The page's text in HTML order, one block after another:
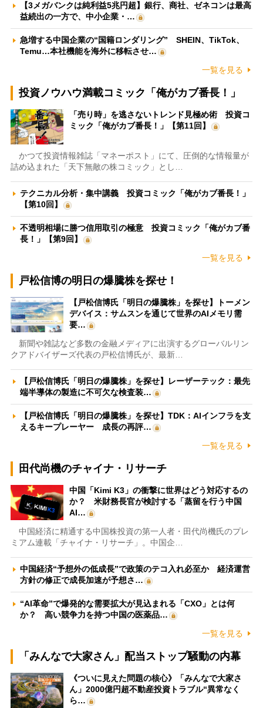
【3メガバンクは純利益5兆円超】銀行、商社、ゼネコンは最高
益続出の一方で、中小企業・…
急増する中国企業の“国籍ロンダリング” SHEIN、TikTok、
Temu…本社機能を海外に移転させ…
一覧を見る
投資ノウハウ満載コミック「俺がカブ番長！」
「売り時」を逃さないトレンド見極め術 投資コ
ミック「俺がカブ番長！」【第11回】
かつて投資情報雑誌「マネーポスト」にて、圧倒的な情報量が
詰め込まれた「天下無敵の株コミック」とし…
テクニカル分析・集中講義 投資コミック「俺がカブ番長！」
【第10回】
不透明相場に勝つ信用取引の極意 投資コミック「俺がカブ番
長！」【第9回】
一覧を見る
戸松信博の明日の爆騰株を探せ！
【戸松信博氏「明日の爆騰株」を探せ】トーメン
デバイス：サムスンを通じて世界のAIメモリ需
要…
新聞や雑誌など多数の金融メディアに出演するグローバルリン
クアドバイザーズ代表の戸松信博氏が、最新…
【戸松信博氏「明日の爆騰株」を探せ】レーザーテック：最先
端半導体の製造に不可欠な検査装…
【戸松信博氏「明日の爆騰株」を探せ】TDK：AIインフラを支
えるキープレーヤー 成長の再評…
一覧を見る
田代尚機のチャイナ・リサーチ
中国「Kimi K3」の衝撃に世界はどう対応するの
か？ 米財務長官が検討する「蒸留を行う中国
AI…
中国経済に精通する中国株投資の第一人者・田代尚機氏のプレ
ミアム連載「チャイナ・リサーチ」。中国企…
中国経済“予想外の低成長”で政策のテコ入れ必至か 経済運営
方針の修正で成長加速が予想さ…
“AI革命”で爆発的な需要拡大が見込まれる「CXO」とは何
か？ 高い競争力を持つ中国の医薬品…
一覧を見る
「みんなで大家さん」配当ストップ騒動の内幕
《ついに見えた問題の核心》「みんなで大家さ
ん」2000億円超不動産投資トラブル“異常なく
ら…